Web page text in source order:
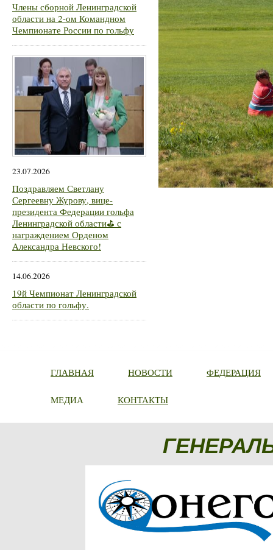
Члены сборной Ленинградской
области на 2-ом Командном
Чемпионате России по гольфу
23.07.2026
Поздравляем Светлану
Сергеевну Журову, вице-
президента Федерации гольфа
Ленинградской области⛳ с
награждением Орденом
Александра Невского!
14.06.2026
19й Чемпионат Ленинградской
области по гольфу.
ГЛАВНАЯ НОВОСТИ ФЕДЕРАЦИЯ
МЕДИА КОНТАКТЫ